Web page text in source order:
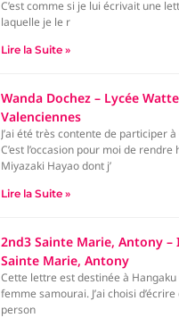
C’est comme si je lui écrivait une
laquelle je le r
Lire la Suite »
Wanda Dochez – Lycée
Valenciennes
J’ai été très contente de participer
C’est l’occasion pour moi de rendre
Miyazaki Hayao dont j’
Lire la Suite »
2nd3 Sainte Marie, Antony
Sainte Marie, Antony
Cette lettre est destinée à Hangaku
femme samourai. J’ai choisi
person